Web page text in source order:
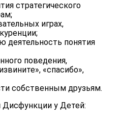
стратегического
играх,
деятельность понятия
поведения,
«спасибо»,
собственным друзьям.
у Детей: